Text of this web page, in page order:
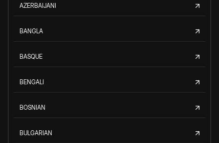
AZERBAIJANI
BANGLA
BASQUE
BENGALI
BOSNIAN
BULGARIAN